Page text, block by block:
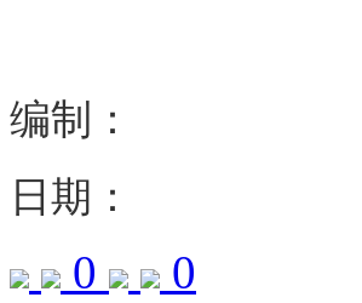
编制：
日期：
0
0